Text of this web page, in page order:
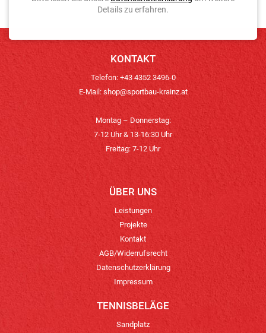
KONTAKT
Telefon: +43 4352 3496-0
E-Mail:shop@sportbau-krainz.at
Montag – Donnerstag:
7-12 Uhr & 13-16:30 Uhr
Freitag: 7-12 Uhr
ÜBER UNS
Leistungen
Projekte
Kontakt
AGB/Widerrufsrecht
Datenschutzerklärung
Impressum
TENNISBELÄGE
Sandplatz
Details zu erfahren.